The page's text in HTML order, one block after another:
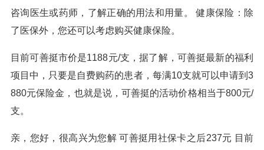
咨询医生或药师，了解正确的用法和用量。 健康保险：除
了医保外，您还可以考虑购买健康保险。
目前可善挺市价是1188元/支，据了解，可善挺最新的福利
项目中，只要是自费购药的患者，每满10支就可以申请到3
880元保险金，也就是说，可善挺的活动价格相当于800元/
支。
亲，您好，很高兴为您解 可善挺用社保卡之后237元 目前